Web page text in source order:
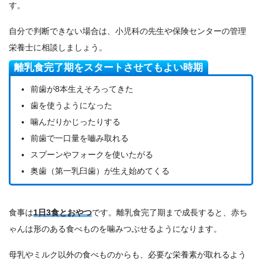
す。
自分で判断できない場合は、小児科の先生や保険センターの管理
栄養士に相談しましょう。
離乳食完了期をスタートさせてもよい時期
前歯が8本生えそろってきた
歯を使うようになった
噛んだりかじったりする
前歯で一口量を嚙み取れる
スプーンやフォークを使いたがる
奥歯（第一乳臼歯）が生え始めてくる
食事は1日3食とおやつです。離乳食完了期まで成長すると、赤ち
ゃんは形のある食べものを噛みつぶせるようになります。
母乳やミルク以外の食べものからも、必要な栄養素が取れるよう